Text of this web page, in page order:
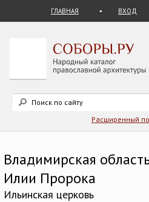
ГЛАВНАЯ ВХОД
Расширенный
Владимирская
Илии Пророка
Ильинская церковь